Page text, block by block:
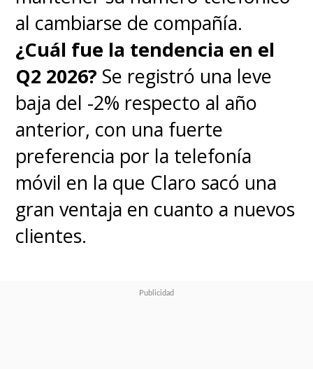
al cambiarse de compañía.
¿Cuál fue la tendencia en el
Q2 2026? Se registró una leve
baja del -2% respecto al año
anterior, con una fuerte
preferencia por la telefonía
móvil en la que Claro sacó una
gran ventaja en cuanto a nuevos
clientes.